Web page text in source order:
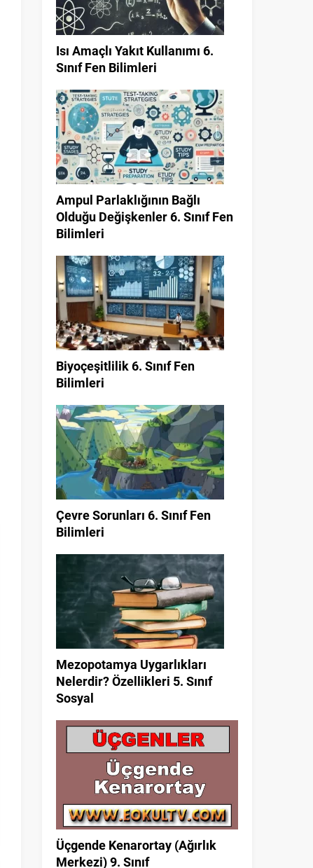
Isı Amaçlı Yakıt Kullanımı 6.
Sınıf Fen Bilimleri
Ampul Parlaklığının Bağlı
Olduğu Değişkenler 6. Sınıf Fen
Bilimleri
Biyoçeşitlilik 6. Sınıf Fen
Bilimleri
Çevre Sorunları 6. Sınıf Fen
Bilimleri
Mezopotamya Uygarlıkları
Nelerdir? Özellikleri 5. Sınıf
Sosyal
Üçgende Kenarortay (Ağırlık
Merkezi) 9. Sınıf